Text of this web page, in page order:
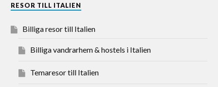
RESOR TILL ITALIEN
Billiga resor till Italien
Billiga vandrarhem & hostels i Italien
Temaresor till Italien